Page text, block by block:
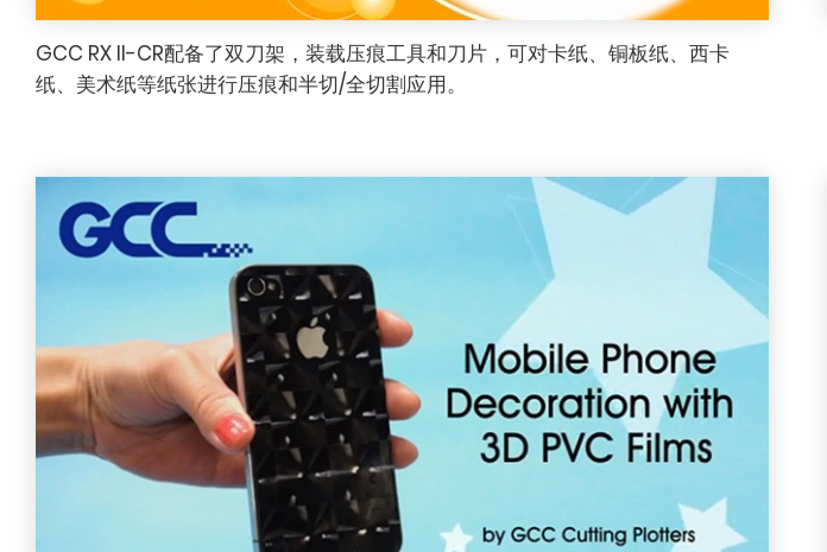
GCC RX II-CR配备了双刀架，装载压痕工具和刀片，可对卡纸、铜板纸、西卡
纸、美术纸等纸张进行压痕和半切/全切割应用。